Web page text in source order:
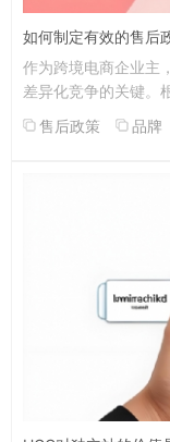
如何制定有效的售后
作为跨境电商企业主
差异化竞争的关键。
售后政策
品牌